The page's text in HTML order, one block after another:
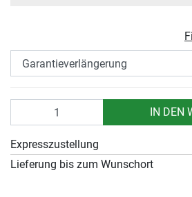
IN DEN
Expresszustellung
Lieferung bis zum Wunschort